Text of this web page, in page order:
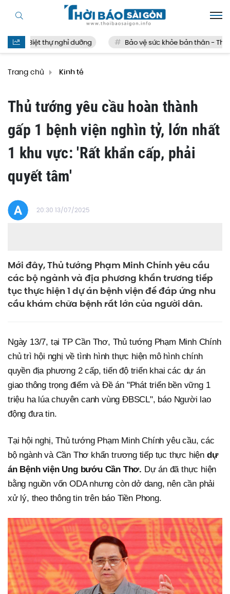
Biệt thự nghỉ dưỡng Bảo vệ sức khỏe bản thân - Thế
Trang chủ Kinh tế
Thủ tướng yêu cầu hoàn thành
gấp 1 bệnh viện nghìn tỷ, lớn nhất
1 khu vực: 'Rất khẩn cấp, phải
quyết tâm'
20:30 13/07/2025
Mới đây, Thủ tướng Phạm Minh Chính yêu cầu
các bộ ngành và địa phương khẩn trương tiếp
tục thực hiện 1 dự án bệnh viện để đáp ứng nhu
cầu khám chữa bệnh rất lớn của người dân.
Ngày 13/7, tại TP Cần Thơ, Thủ tướng Phạm Minh Chính
chủ trì hội nghị về tình hình thực hiện mô hình chính
quyền địa phương 2 cấp, tiến độ triển khai các dự án
giao thông trọng điểm và Đề án "Phát triển bền vững 1
triệu ha lúa chuyên canh vùng ĐBSCL", báo Người lao
động đưa tin.
Tại hội nghị, Thủ tướng Phạm Minh Chính yêu cầu, các
bộ ngành và Cần Thơ khẩn trương tiếp tục thực hiện dự
án Bệnh viện Ung bướu Cần Thơ. Dự án đã thực hiện
bằng nguồn vốn ODA nhưng còn dở dang, nên cần phải
xử lý, theo thông tin trên báo Tiền Phong.